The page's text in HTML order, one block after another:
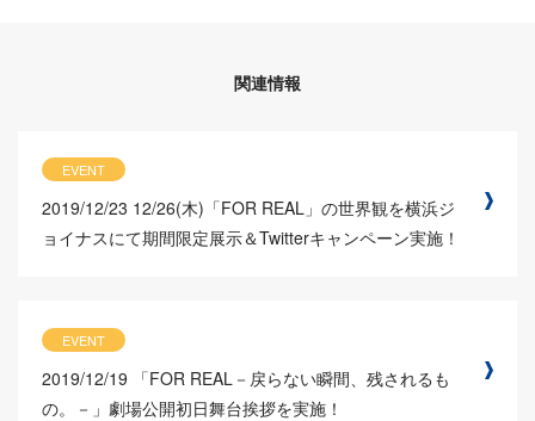
関連情報
EVENT
2019/12/23 12/26(木)「FOR REAL」の世界観を横浜ジ
ョイナスにて期間限定展示＆Twitterキャンペーン実施！
EVENT
2019/12/19
「FOR REAL－戻らない瞬間、残されるも
の。－」劇場公開初日舞台挨拶を実施！